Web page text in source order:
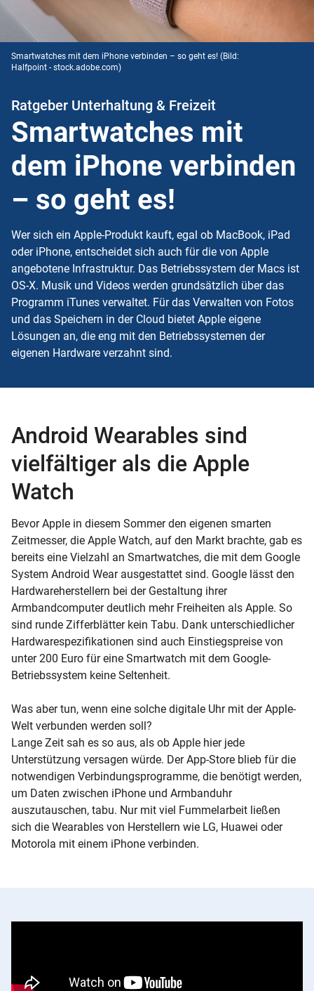
Smartwatches mit dem iPhone verbinden – so geht es! (Bild:
Halfpoint - stock.adobe.com)
Ratgeber Unterhaltung & Freizeit
Smartwatches mit
dem iPhone verbinden
– so geht es!
Wer sich ein Apple-Produkt kauft, egal ob MacBook, iPad
oder iPhone, entscheidet sich auch für die von Apple
angebotene Infrastruktur. Das Betriebssystem der Macs ist
OS-X. Musik und Videos werden grundsätzlich über das
Programm iTunes verwaltet. Für das Verwalten von Fotos
und das Speichern in der Cloud bietet Apple eigene
Lösungen an, die eng mit den Betriebssystemen der
eigenen Hardware verzahnt sind.
Android Wearables sind
vielfältiger als die Apple
Watch
Bevor Apple in diesem Sommer den eigenen smarten
Zeitmesser, die Apple Watch, auf den Markt brachte, gab es
bereits eine Vielzahl an Smartwatches, die mit dem Google
System Android Wear ausgestattet sind. Google lässt den
Hardwareherstellern bei der Gestaltung ihrer
Armbandcomputer deutlich mehr Freiheiten als Apple. So
sind runde Zifferblätter kein Tabu. Dank unterschiedlicher
Hardwarespezifikationen sind auch Einstiegspreise von
unter 200 Euro für eine Smartwatch mit dem Google-
Betriebssystem keine Seltenheit.
Was aber tun, wenn eine solche digitale Uhr mit der Apple-
Welt verbunden werden soll?
Lange Zeit sah es so aus, als ob Apple hier jede
Unterstützung versagen würde. Der App-Store blieb für die
notwendigen Verbindungsprogramme, die benötigt werden,
um Daten zwischen iPhone und Armbanduhr
auszutauschen, tabu. Nur mit viel Fummelarbeit ließen
sich die Wearables von Herstellern wie LG, Huawei oder
Motorola mit einem iPhone verbinden.